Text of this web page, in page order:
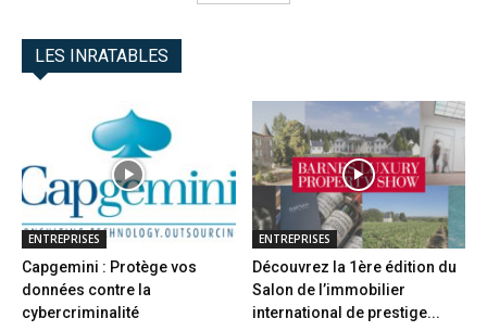
LES INRATABLES
ENTREPRISES
Capgemini : Protège vos
données contre la
cybercriminalité
ENTREPRISES
Découvrez la 1ère édition du
Salon de l’immobilier
international de prestige...